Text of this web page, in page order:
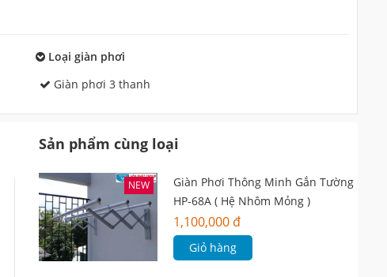
Loại giàn phơi
Giàn phơi 3 thanh
Sản phẩm cùng loại
NEW
Giàn Phơi Thông Minh Gắn Tường
HP-68A ( Hệ Nhôm Mỏng )
1,100,000 đ
Giỏ hàng